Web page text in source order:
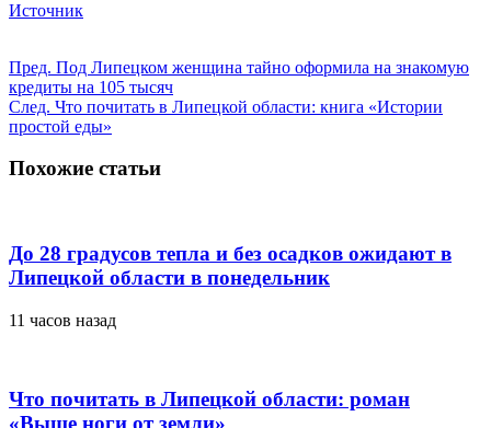
Источник
Пред. Под Липецком женщина тайно оформила на знакомую
кредиты на 105 тысяч
След. Что почитать в Липецкой области: книга «Истории
простой еды»
Похожие статьи
До 28 градусов тепла и без осадков ожидают в
Липецкой области в понедельник
11 часов назад
Что почитать в Липецкой области: роман
«Выше ноги от земли»